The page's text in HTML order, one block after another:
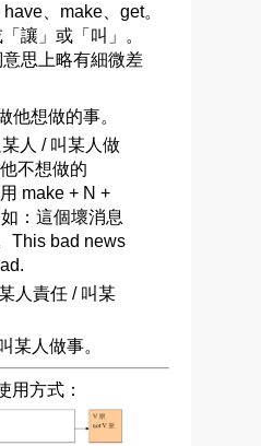
、make、get。
讓」或「叫」。
思上略有細微差
他想做的事。
人 / 叫某人做
不想做的
make + N +
：這個壞消息
This bad news
人責任 / 叫某
某人做事。
用方式：